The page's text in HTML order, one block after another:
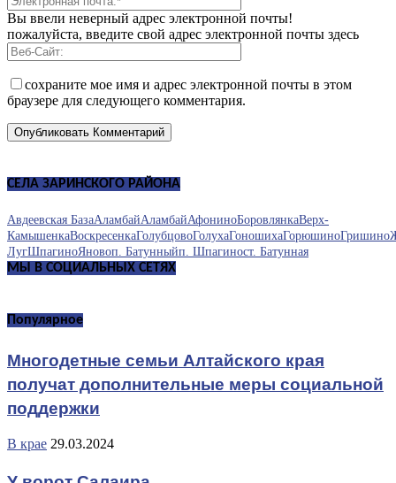
Вы ввели неверный адрес электронной почты!
пожалуйста, введите свой адрес электронной почты здесь
сохраните мое имя и адрес электронной почты в этом
браузере для следующего комментария.
СЕЛА ЗАРИНСКОГО РАЙОНА
Авдеевская БазаАламбайАламбайАфониноБоровлянкаВерх-
КамышенкаВоскресенкаГолубцовоГолухаГоношихаГорюшиноГришино
ЛугШпагиноЯновоп. Батунныйп. Шпагиност. Батунная
МЫ В СОЦИАЛЬНЫХ СЕТЯХ
Популярное
Многодетные семьи Алтайского края
получат дополнительные меры социальной
поддержки
В крае 29.03.2024